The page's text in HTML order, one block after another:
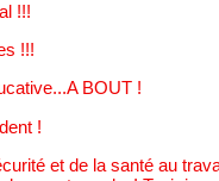
!!!
!!!
BOUT !
!
et de la santé au